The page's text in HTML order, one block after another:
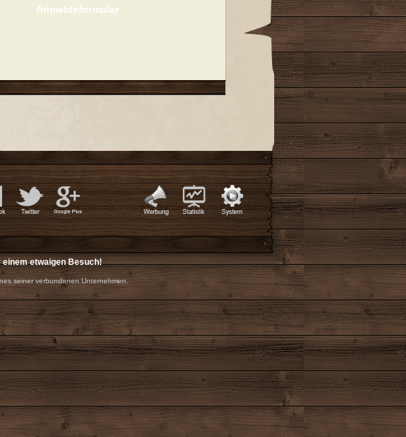
Anmeldeformular
einem etwaigen Besuch!
seiner verbundenen Unternehmen.